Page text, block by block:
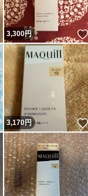
いいね！
3,300円
いいね！
3,170円